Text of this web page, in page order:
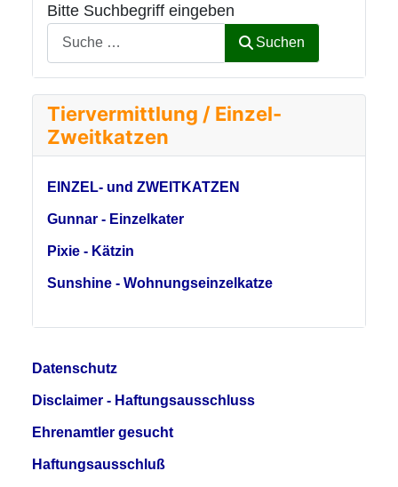
Bitte Suchbegriff eingeben
Suchen
Tiervermittlung / Einzel-
Zweitkatzen
EINZEL- und ZWEITKATZEN
Gunnar - Einzelkater
Pixie - Kätzin
Sunshine - Wohnungseinzelkatze
Datenschutz
Disclaimer - Haftungsausschluss
Ehrenamtler gesucht
Haftungsausschluß